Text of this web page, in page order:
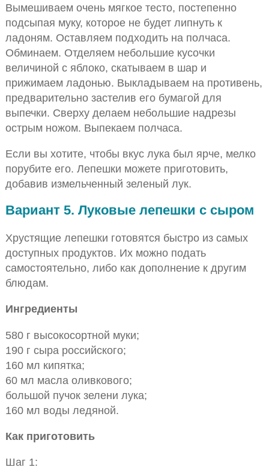
Вымешиваем очень мягкое тесто, постепенно
подсыпая муку, которое не будет липнуть к
ладоням. Оставляем подходить на полчаса.
Обминаем. Отделяем небольшие кусочки
величиной с яблоко, скатываем в шар и
прижимаем ладонью. Выкладываем на противень,
предварительно застелив его бумагой для
выпечки. Сверху делаем небольшие надрезы
острым ножом. Выпекаем полчаса.
Если вы хотите, чтобы вкус лука был ярче, мелко
порубите его. Лепешки можете приготовить,
добавив измельченный зеленый лук.
Вариант 5. Луковые лепешки с сыром
Хрустящие лепешки готовятся быстро из самых
доступных продуктов. Их можно подать
самостоятельно, либо как дополнение к другим
блюдам.
Ингредиенты
580 г высокосортной муки;
190 г сыра российского;
160 мл кипятка;
60 мл масла оливкового;
большой пучок зелени лука;
160 мл воды ледяной.
Как приготовить
Шаг 1: